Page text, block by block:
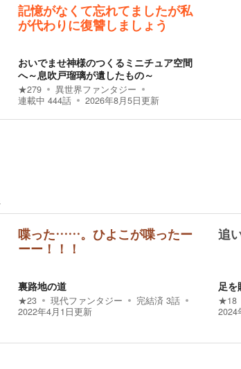
記憶がなくて忘れてましたが私
が代わりに復讐しましょう
おいでませ神様のつくるミニチュア空間
へ～息吹戸瑠璃が遺したもの～
★279
異世界ファンタジー
連載中 444話 2026年8月5日更新
喋った……。ひよこが喋ったー
ーー！！！
裏路地の道
★23 現代ファンタジー 完結済 3話
2022年4月1日更新
追
足を
★18
2024